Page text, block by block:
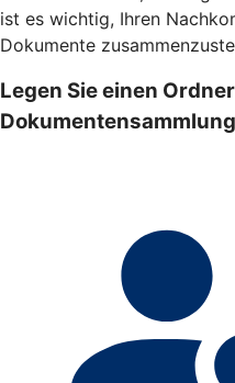
ist es wichtig, Ihren
Dokumente
Legen Sie einen